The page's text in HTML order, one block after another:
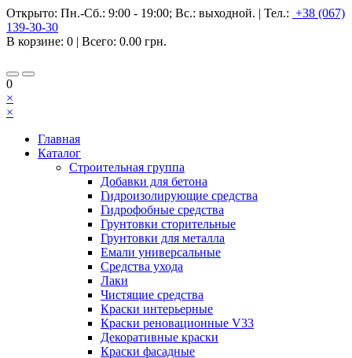
Открыто: Пн.-Сб.: 9:00 - 19:00; Вс.: выходной. | Тел.: +38 (067)
139-30-30
В корзине: 0 | Всего: 0.00 грн.
0
×
×
Главная
Каталог
Строительная группа
Добавки для бетона
Гидроизолирующие средства
Гидрофобные средства
Грунтовки сторительные
Грунтовки для металла
Емали универсальные
Средства ухода
Лаки
Чистящие средства
Краски интерьерные
Краски реновационные V33
Декоративные краски
Краски фасадные